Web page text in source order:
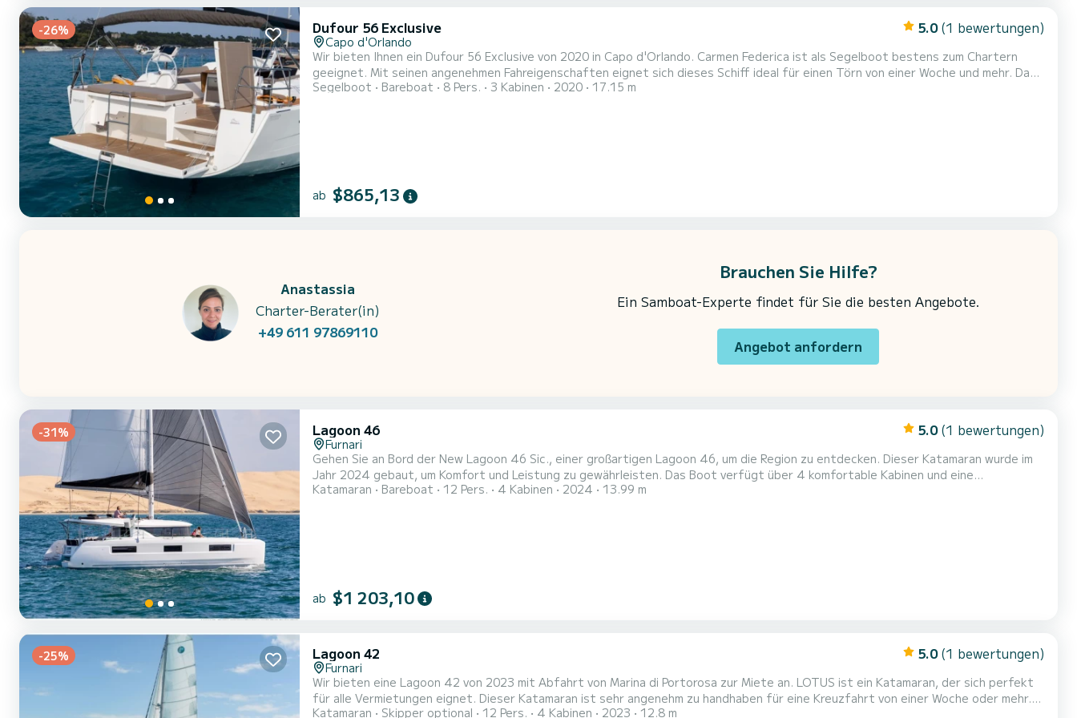
-26% Dufour 56 Exclusive 5.0 (1 bewertungen)
Capo d'Orlando
Wir bieten Ihnen ein Dufour 56 Exclusive von 2020 in Capo d'Orlando. Carmen Federica ist als Segelboot bestens zum Chartern
geeignet. Mit seinen angenehmen Fahreigenschaften eignet sich dieses Schiff ideal für einen Törn von einer Woche und mehr. Das
Segelboot ist 17 Meter lang und verfügt über 150 PS. Mit seinen 3 Kabinen kann das Schiff bis zu 8 Personen für einen Törn
Segelboot Bareboat 8 Pers. 3 Kabinen 2020 17.15 m
ab $865,13
Anastassia
Charter-Berater(in)
+49 611 97869110
Brauchen Sie Hilfe?
Ein Samboat-Experte findet für Sie die besten Angebote.
Angebot anfordern
-31% Lagoon 46 5.0 (1 bewertungen)
Furnari
Gehen Sie an Bord der New Lagoon 46 Sic., einer großartigen Lagoon 46, um die Region zu entdecken. Dieser Katamaran wurde im
Jahr 2024 gebaut, um Komfort und Leistung zu gewährleisten. Das Boot verfügt über 4 komfortable Kabinen und eine
Bootskapazität von 12 Personen. Mit einer Gesamtlänge von 14 Metern wird es Ihr bester Verbündeter für einen
Katamaran Bareboat 12 Pers. 4 Kabinen 2024 13.99 m
ab $1 203,10
-25% Lagoon 42 5.0 (1 bewertungen)
Furnari
Wir bieten eine Lagoon 42 von 2023 mit Abfahrt von Marina di Portorosa zur Miete an. LOTUS ist ein Katamaran, der sich perfekt
für alle Vermietungen eignet. Dieser Katamaran ist sehr angenehm zu handhaben für eine Kreuzfahrt von einer Woche oder mehr.
Der Katamaran ist 13 Meter lang und hat 114 PS. Die 4 Kabinen bieten Platz für 12 Passagiere während der Kreuzfahrt. Für Ihren
Katamaran Skipper optional 12 Pers. 4 Kabinen 2023 12.8 m